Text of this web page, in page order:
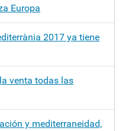
Europa
2017 ya tiene
venta todas las
y mediterraneidad,